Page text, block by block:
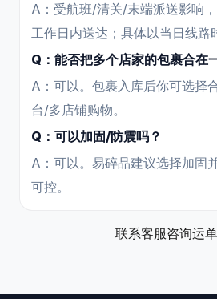
A：受航班/清关/末端派送影响
工作日内送达；具体以当日线路
Q：能否把多个店家的包裹合在
A：可以。包裹入库后你可选择
台/多店铺购物。
Q：可以加固/防震吗？
A：可以。易碎品建议选择加固
可控。
联系客服咨询运